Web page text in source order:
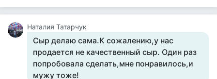
Наталия Татарчук
Сыр делаю сама.К сожалению,у нас
продается не качественный сыр. Один раз
попробовала сделать,мне понравилось,и
мужу тоже!